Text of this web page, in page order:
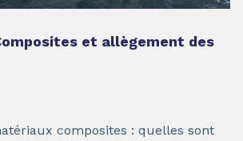
et allègement des
composites : quelles sont